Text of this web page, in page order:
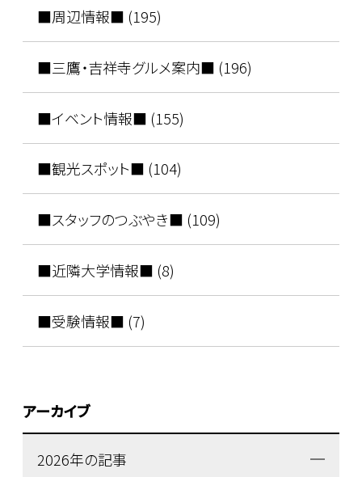
■周辺情報■ (195)
■三鷹・吉祥寺グルメ案内■ (196)
■イベント情報■ (155)
■観光スポット■ (104)
■スタッフのつぶやき■ (109)
■近隣大学情報■ (8)
■受験情報■ (7)
アーカイブ
2026年の記事